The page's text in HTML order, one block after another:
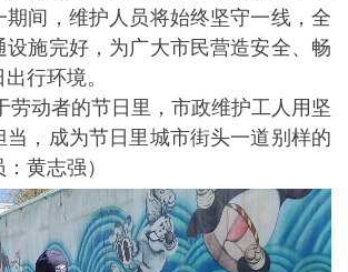
期间，维护人员将始终坚守一线，全
设施完好，为广大市民营造安全、畅
行环境。
动者的节日里，市政维护工人用坚
当，成为节日里城市街头一道别样的
黄志强）